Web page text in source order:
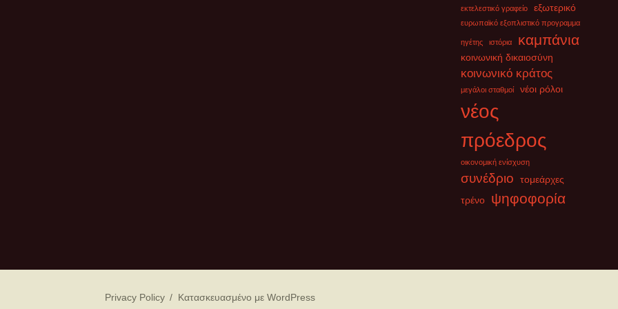
εκτελεστικό γραφείο εξωτερικό
ευρωπαϊκό εξοπλιστικό προγραμμα
ηγέτης ιστόρια καμπάνια
κοινωνική δικαιοσύνη
κοινωνικό κράτος
μεγάλοι σταθμοί νέοι ρόλοι
νέος
πρόεδρος
οικονομική ενίσχυση
συνέδριο
τομεάρχες
τρένο
ψηφοφορία
Privacy Policy Κατασκευασμένο με WordPress